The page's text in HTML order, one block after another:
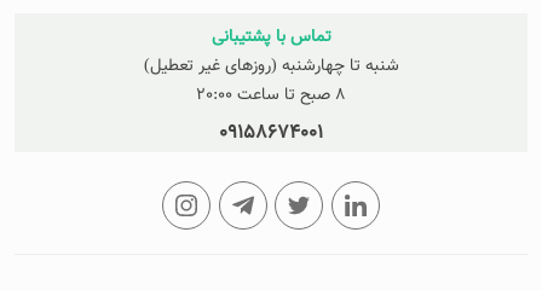
تماس با پشتیبانی
شنبه تا چهارشنبه (روزهای غیر تعطیل)
8 صبح تا ساعت 20:00
09158674001